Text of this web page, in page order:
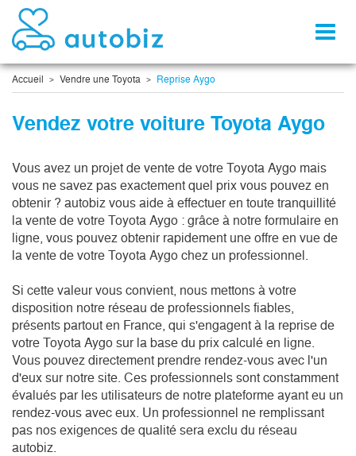
Accueil Vendre une Toyota Reprise Aygo
Vendez votre voiture Toyota Aygo
Vous avez un projet de vente de votre Toyota Aygo mais
vous ne savez pas exactement quel prix vous pouvez en
obtenir ? autobiz vous aide à effectuer en toute tranquillité
la vente de votre Toyota Aygo : grâce à notre formulaire en
ligne, vous pouvez obtenir rapidement une offre en vue de
la vente de votre Toyota Aygo chez un professionnel.
Si cette valeur vous convient, nous mettons à votre
disposition notre réseau de professionnels fiables,
présents partout en France, qui s'engagent à la reprise de
votre Toyota Aygo sur la base du prix calculé en ligne.
Vous pouvez directement prendre rendez-vous avec l'un
d'eux sur notre site. Ces professionnels sont constamment
évalués par les utilisateurs de notre plateforme ayant eu un
rendez-vous avec eux. Un professionnel ne remplissant
pas nos exigences de qualité sera exclu du réseau
autobiz.